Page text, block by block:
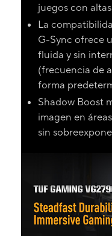
juegos con
La
G-Sync ofrece
fluida y sin
(frecuencia de
forma
Shadow Boost
imagen en
sin